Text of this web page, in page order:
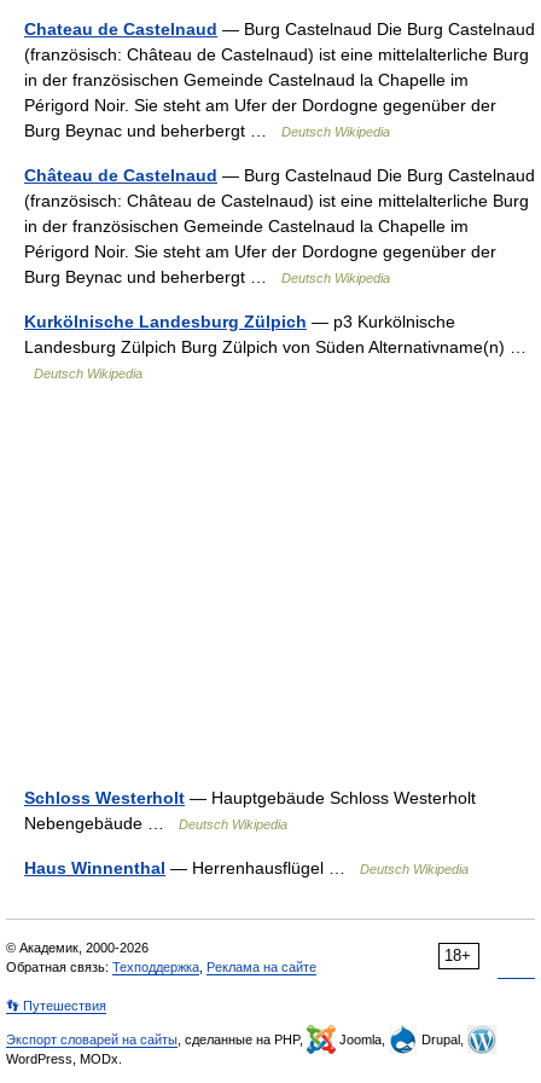
Chateau de Castelnaud — Burg Castelnaud Die Burg Castelnaud
(französisch: Château de Castelnaud) ist eine mittelalterliche Burg
in der französischen Gemeinde Castelnaud la Chapelle im
Périgord Noir. Sie steht am Ufer der Dordogne gegenüber der
Burg Beynac und beherbergt …
Deutsch Wikipedia
Château de Castelnaud — Burg Castelnaud Die Burg Castelnaud
(französisch: Château de Castelnaud) ist eine mittelalterliche Burg
in der französischen Gemeinde Castelnaud la Chapelle im
Périgord Noir. Sie steht am Ufer der Dordogne gegenüber der
Burg Beynac und beherbergt …
Deutsch Wikipedia
Kurkölnische Landesburg Zülpich — p3 Kurkölnische
Landesburg Zülpich Burg Zülpich von Süden Alternativname(n) …
Deutsch Wikipedia
Schloss Westerholt — Hauptgebäude Schloss Westerholt
Nebengebäude …
Deutsch Wikipedia
Haus Winnenthal — Herrenhausflügel … Deutsch Wikipedia
18+
© Академик, 2000-2026
Обратная связь: Техподдержка Реклама на сайте
👣 Путешествия
Экспорт словарей на сайты , сделанные на PHP, Joomla,
Drupal,
WordPress, MODx.